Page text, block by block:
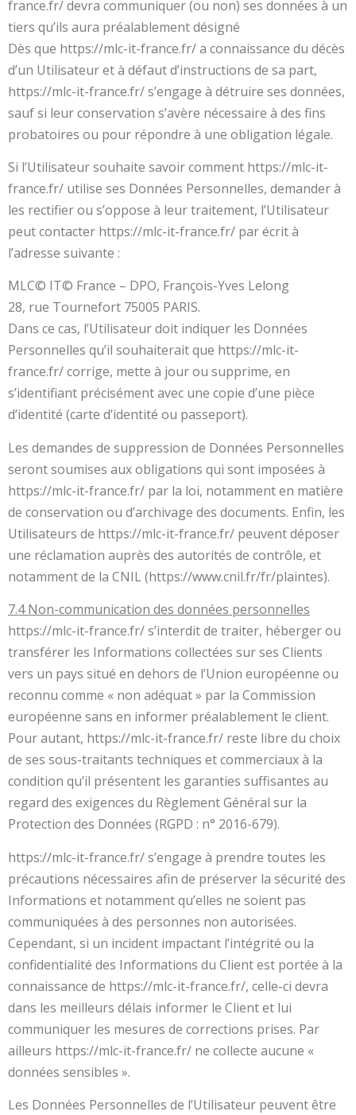
france.fr/ devra communiquer (ou non) ses données à un
tiers qu’ils aura préalablement désigné
Dès que https://mlc-it-france.fr/ a connaissance du décès
d’un Utilisateur et à défaut d’instructions de sa part,
https://mlc-it-france.fr/ s’engage à détruire ses données,
sauf si leur conservation s’avère nécessaire à des fins
probatoires ou pour répondre à une obligation légale.
Si l’Utilisateur souhaite savoir comment https://mlc-it-
france.fr/ utilise ses Données Personnelles, demander à
les rectifier ou s’oppose à leur traitement, l’Utilisateur
peut contacter https://mlc-it-france.fr/ par écrit à
l’adresse suivante :
MLC© IT© France – DPO, François-Yves Lelong
28, rue Tournefort 75005 PARIS.
Dans ce cas, l’Utilisateur doit indiquer les Données
Personnelles qu’il souhaiterait que https://mlc-it-
france.fr/ corrige, mette à jour ou supprime, en
s’identifiant précisément avec une copie d’une pièce
d’identité (carte d’identité ou passeport).
Les demandes de suppression de Données Personnelles
seront soumises aux obligations qui sont imposées à
https://mlc-it-france.fr/ par la loi, notamment en matière
de conservation ou d’archivage des documents. Enfin, les
Utilisateurs de https://mlc-it-france.fr/ peuvent déposer
une réclamation auprès des autorités de contrôle, et
notamment de la CNIL (https://www.cnil.fr/fr/plaintes).
7.4 Non-communication des données personnelles
https://mlc-it-france.fr/ s’interdit de traiter, héberger ou
transférer les Informations collectées sur ses Clients
vers un pays situé en dehors de l’Union européenne ou
reconnu comme « non adéquat » par la Commission
européenne sans en informer préalablement le client.
Pour autant, https://mlc-it-france.fr/ reste libre du choix
de ses sous-traitants techniques et commerciaux à la
condition qu’il présentent les garanties suffisantes au
regard des exigences du Règlement Général sur la
Protection des Données (RGPD : n° 2016-679).
https://mlc-it-france.fr/ s’engage à prendre toutes les
précautions nécessaires afin de préserver la sécurité des
Informations et notamment qu’elles ne soient pas
communiquées à des personnes non autorisées.
Cependant, si un incident impactant l’intégrité ou la
confidentialité des Informations du Client est portée à la
connaissance de https://mlc-it-france.fr/, celle-ci devra
dans les meilleurs délais informer le Client et lui
communiquer les mesures de corrections prises. Par
ailleurs https://mlc-it-france.fr/ ne collecte aucune «
données sensibles ».
Les Données Personnelles de l’Utilisateur peuvent être